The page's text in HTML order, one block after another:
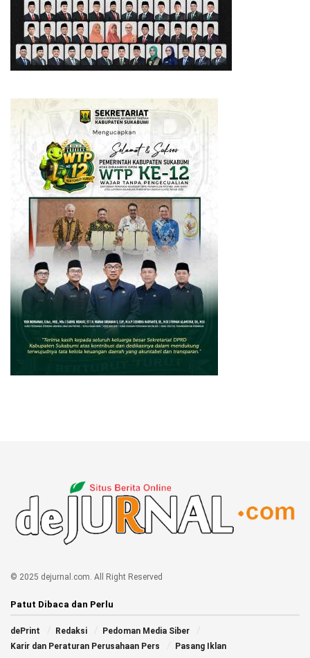
© 2025 dejurnal.com. All Right Reserved
Patut Dibaca dan Perlu
dePrint Redaksi
Pedoman Media Siber
Karir dan Peraturan Perusahaan Pers
Pasang Iklan